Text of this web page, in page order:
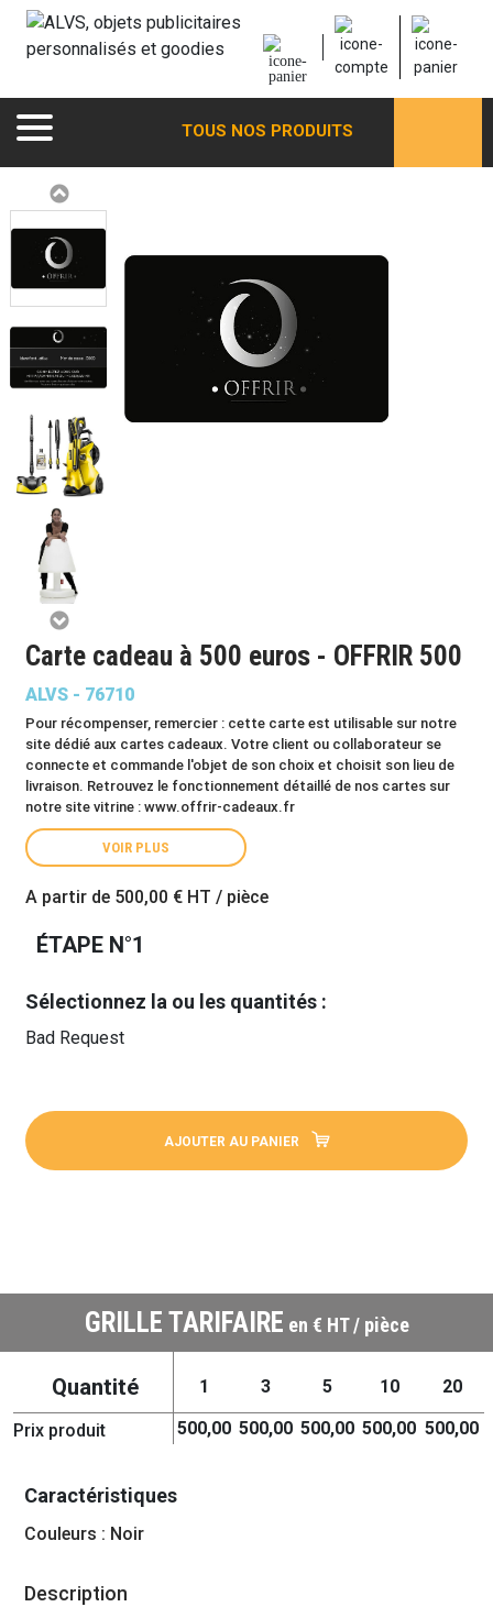
TOUS NOS PRODUITS
Carte cadeau à 500 euros - OFFRIR 500
ALVS - 76710
Pour récompenser, remercier : cette carte est utilisable sur notre
site dédié aux cartes cadeaux. Votre client ou collaborateur se
connecte et commande l'objet de son choix et choisit son lieu de
livraison. Retrouvez le fonctionnement détaillé de nos cartes sur
notre site vitrine : www.offrir-cadeaux.fr
VOIR PLUS
A partir de 500,00 € HT / pièce
ÉTAPE N°1
Sélectionnez la ou les quantités :
Bad Request
AJOUTER AU PANIER
GRILLE TARIFAIRE en € HT / pièce
Quantité 1 3 5 10 20
Prix produit 500,00 500,00 500,00 500,00 500,00
Caractéristiques
Couleurs : Noir
Description